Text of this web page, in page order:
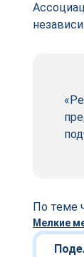
По теме
Мелкие